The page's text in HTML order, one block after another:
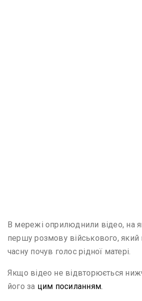
В мережі оприлюднили відео, на
першу розмову військового, який
часну почув голос рідної матері.
Якщо відео не відвторюється
його за цим посиланням.